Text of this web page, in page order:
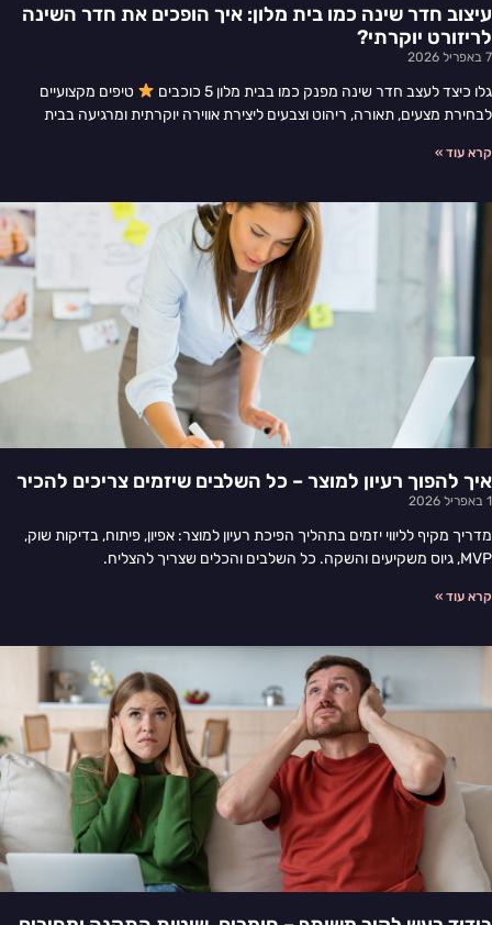
עיצוב חדר שינה כמו בית מלון: איך הופכים את חדר השינה
לריזורט יוקרתי?
7 באפריל 2026
גלו כיצד לעצב חדר שינה מפנק כמו בבית מלון 5 כוכבים
טיפים מקצועיים
לבחירת מצעים, תאורה, ריהוט וצבעים ליצירת אווירה יוקרתית ומרגיעה בבית
קרא עוד »
איך להפוך רעיון למוצר – כל השלבים שיזמים צריכים להכיר
1 באפריל 2026
מדריך מקיף לליווי יזמים בתהליך הפיכת רעיון למוצר: אפיון, פיתוח, בדיקות שוק,
MVP, גיוס משקיעים והשקה. כל השלבים והכלים שצריך להצליח.
קרא עוד »